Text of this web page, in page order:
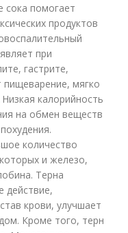
сока помогает
продуктов
при
гастрите,
пищеварение, мягко
калорийность
на обмен веществ
количество
и железо,
Терна
действие,
крови, улучшает
Кроме того, терн